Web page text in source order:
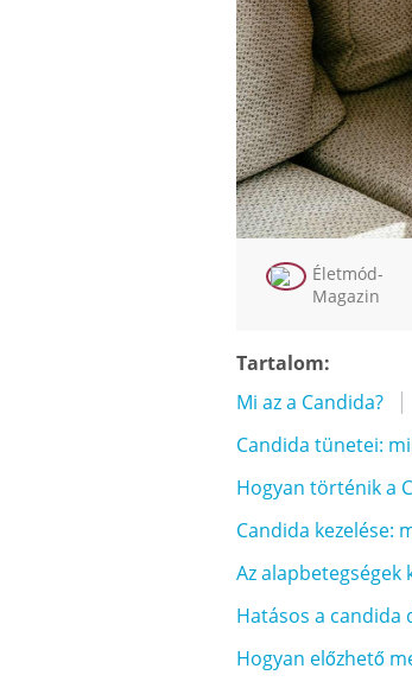
Életmód-
Magazin
Tartalom:
Mi az a Candida?
Candida tünetei:
Hogyan történik a
Candida kezelése:
Az alapbetegségek
Hatásos a candida
Hogyan előzhető